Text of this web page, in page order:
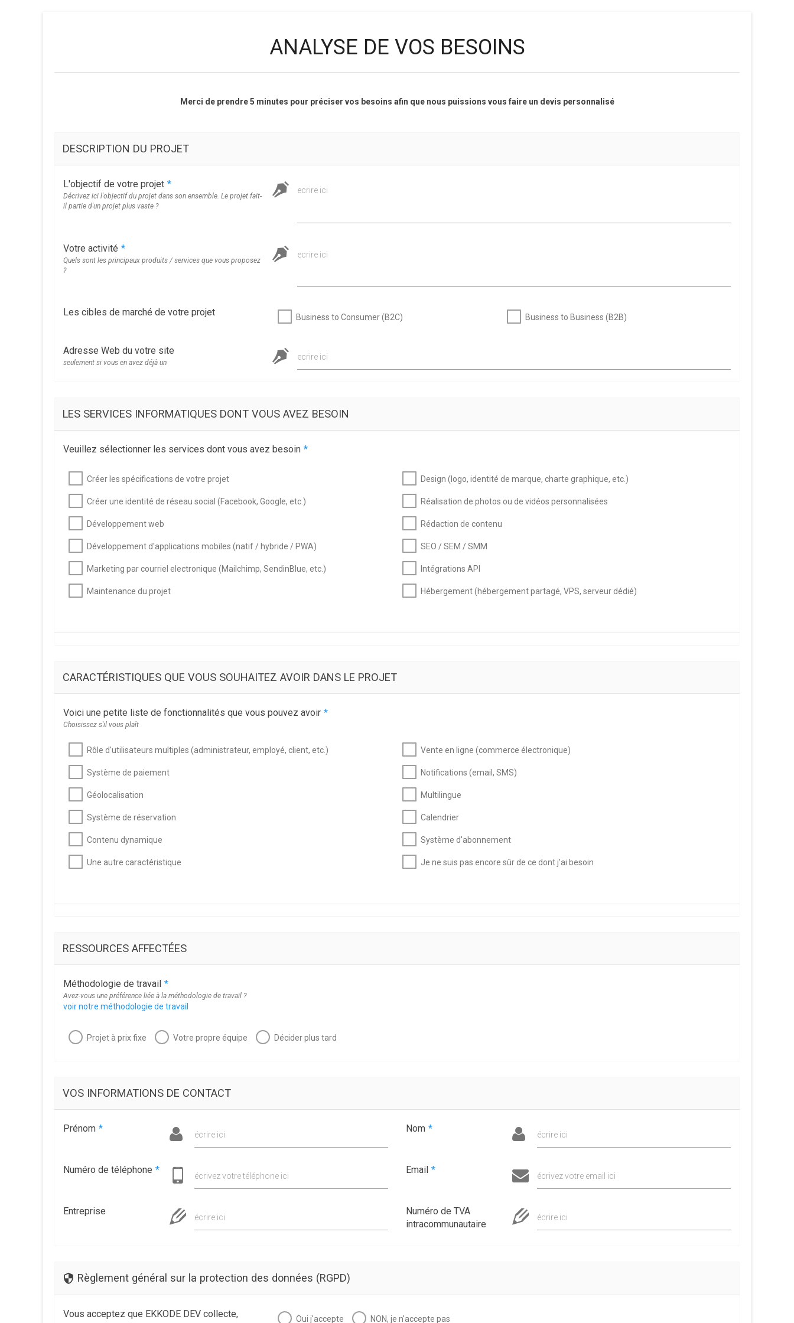
ANALYSE DE VOS BESOINS
Merci de prendre 5 minutes pour préciser vos besoins afin que nous puissions vous faire un devis personnalisé
DESCRIPTION DU PROJET
L'objectif de votre projet *
Décrivez ici l'objectif du projet dans son ensemble. Le projet fait-
il partie d'un projet plus vaste ?
ecrire ici
Votre activité *
Quels sont les principaux produits / services que vous proposez
?
ecrire ici
Les cibles de marché de votre projet Business to Consumer (B2C) Business to Business (B2B)
Adresse Web du votre site
seulement si vous en avez déjà un
ecrire ici
LES SERVICES INFORMATIQUES DONT VOUS AVEZ BESOIN
Veuillez sélectionner les services dont vous avez besoin *
Créer les spécifications de votre projet Design (logo, identité de marque, charte graphique, etc.)
Créer une identité de réseau social (Facebook, Google, etc.) Réalisation de photos ou de vidéos personnalisées
Développement web Rédaction de contenu
Développement d'applications mobiles (natif / hybride / PWA) SEO / SEM / SMM
Marketing par courriel electronique (Mailchimp, SendinBlue, etc.) Intégrations API
Maintenance du projet Hébergement (hébergement partagé, VPS, serveur dédié)
CARACTÉRISTIQUES QUE VOUS SOUHAITEZ AVOIR DANS LE PROJET
Voici une petite liste de fonctionnalités que vous pouvez avoir *
Choisissez s'il vous plaît
Rôle d'utilisateurs multiples (administrateur, employé, client, etc.) Vente en ligne (commerce électronique)
Système de paiement Notifications (email, SMS)
Géolocalisation Multilingue
Système de réservation Calendrier
Contenu dynamique Système d'abonnement
Une autre caractéristique Je ne suis pas encore sûr de ce dont j'ai besoin
RESSOURCES AFFECTÉES
Méthodologie de travail *
Avez-vous une préférence liée à la méthodologie de travail ?
voir notre méthodologie de travail
Projet à prix fixe Votre propre équipe Décider plus tard
VOS INFORMATIONS DE CONTACT
Prénom *
écrire ici
Numéro de téléphone *
écrivez votre téléphone ici
Entreprise
écrire ici
Nom *
écrire ici
Email *
écrivez votre email ici
Numéro de TVA
intracommunautaire
écrire ici
Règlement général sur la protection des données (RGPD)
Vous acceptez que EKKODE DEV collecte,
Oui j'accepte NON, je n'accepte pas